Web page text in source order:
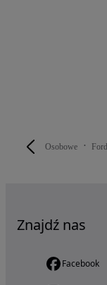
Osobowe Ford
Znajdź nas
Facebook